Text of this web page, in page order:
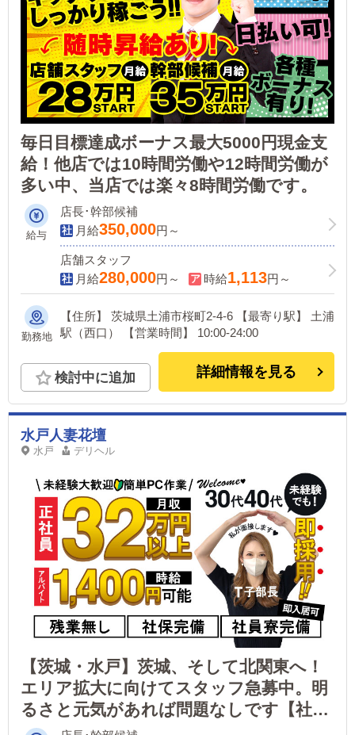
のご応募の方にはWEB面接対応しております。
毎日目標達成ボーナス最大5000円現金支
給！他店では10時間労働や12時間労働が
多い中、当店では楽々8時間労働です。
給与
店長･幹部候補
月給350,000円～
店舗スタッフ
月給280,000円～ 時給1,113円～
勤務地
【住所】 茨城県土浦市桜町2-4-6 【最寄り駅】 土浦
駅（西口） 【営業時間】 10:00-24:00
検討中に追加 詳細情報を見る
水戸人妻花壇
水戸 デリヘル
【茨城・水戸】茨城、そして北関東へ！
エリア拡大に向けてスタッフ急募中。明
るさと元気があれば問題なしです【社保
完備】